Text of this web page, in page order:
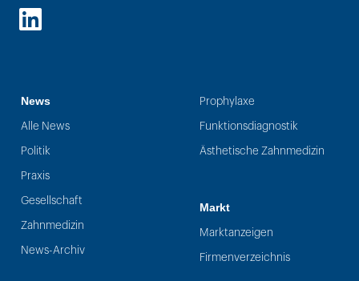
LinkedIn
News
Alle News
Politik
Praxis
Gesellschaft
Zahnmedizin
News-Archiv
Prophylaxe
Funktionsdiagnostik
Ästhetische Zahnmedizin
Markt
Marktanzeigen
Firmenverzeichnis